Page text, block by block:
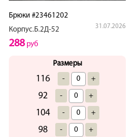
Брюки #23461202
Корпус.Б.2Д-52
31.07.2026
288руб
Размеры
116 - +
92 - +
104 - +
98 - +